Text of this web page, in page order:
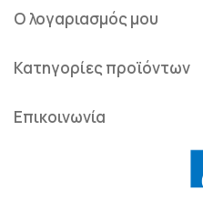
Ο λογαριασμός μου
Κατηγορίες προϊόντων
Επικοινωνία